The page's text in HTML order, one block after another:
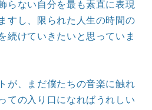
らない自分を最も素直に表現
すし、限られた人生の時間の
続けていきたいと思っていま
が、まだ僕たちの音楽に触れ
ての入り口になればうれしい